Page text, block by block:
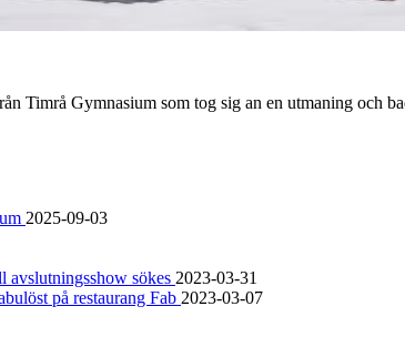
Timrå Gymnasium som tog sig an en utmaning och
2025-09-03
avslutningsshow sökes 2023-03-31
på restaurang Fab 2023-03-07